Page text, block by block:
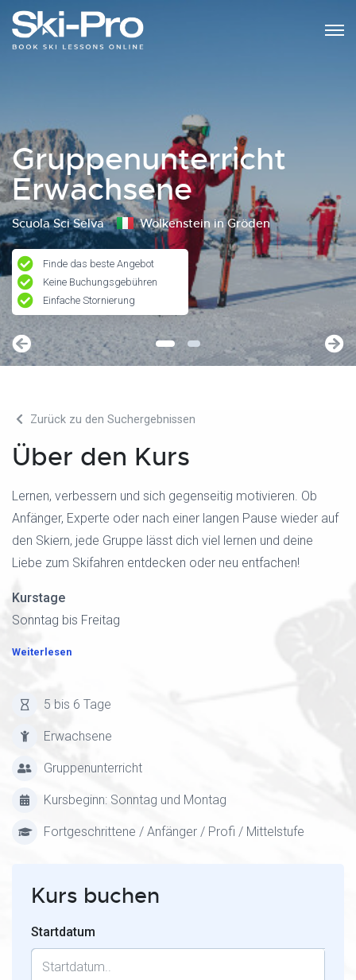
Gruppenunterricht
Erwachsene
Scuola Sci Selva Wolkenstein in Gröden
Finde das beste Angebot
Keine Buchungsgebühren
Einfache Stornierung
Zurück zu den Suchergebnissen
Über den Kurs
Lernen, verbessern und sich gegenseitig motivieren. Ob
Anfänger, Experte oder nach einer langen Pause wieder auf
den Skiern, jede Gruppe lässt dich viel lernen und deine
Liebe zum Skifahren entdecken oder neu entfachen!
Kurstage
Sonntag bis Freitag
Weiterlesen
5 bis 6 Tage
Erwachsene
Gruppenunterricht
Kursbeginn: Sonntag und Montag
Fortgeschrittene / Anfänger / Profi / Mittelstufe
Kurs buchen
Startdatum